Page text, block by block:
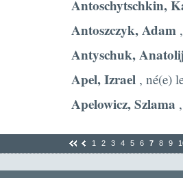
Antoschytschkin,
Antoszczyk, Adam
Antyschuk,
Apel, Izrael , né(e)
Apelowicz, Szlama
1 2 3 4 5 6 7 8 9